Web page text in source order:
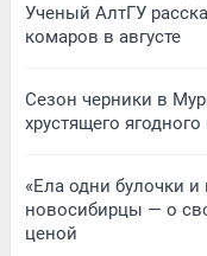
Ученый АлтГУ
комаров в августе
Сезон черники в
хрустящего
«Ела одни булочки
новосибирцы — о
ценой